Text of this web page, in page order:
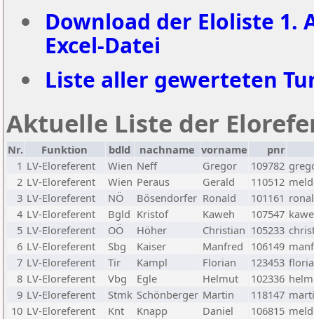
Download der Eloliste 1.
Excel-Datei
Liste aller gewerteten
Aktuelle Liste der
Nr. Funktion bdld nachname vorname
pnr
1 LV-Eloreferent Wien Neff Gregor 109782
2 LV-Eloreferent Wien Peraus Gerald 110512
3 LV-Eloreferent NÖ Bösendorfer Ronald 101161
4 LV-Eloreferent Bgld Kristof Kaweh 107547
5 LV-Eloreferent OÖ Höher Christian 105233
6 LV-Eloreferent Sbg Kaiser Manfred 106149
7 LV-Eloreferent Tir Kampl Florian 123453
8 LV-Eloreferent Vbg Egle Helmut 102336
9 LV-Eloreferent Stmk Schönberger Martin 118147
10 LV-Eloreferent Knt Knapp Daniel 106815